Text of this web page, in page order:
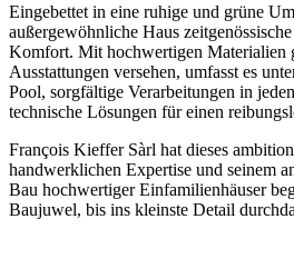
Eingebettet in eine ruhige und grüne
außergewöhnliche Haus
Komfort. Mit hochwertigen Materialien
Ausstattungen versehen, umfasst es
Pool, sorgfältige Verarbeitungen in
technische Lösungen für einen
François Kieffer Sàrl hat dieses
handwerklichen Expertise und seinem
Bau hochwertiger Einfamilienhäuser
Baujuwel, bis ins kleinste Detail